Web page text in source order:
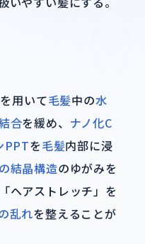
用いて毛髪中の水
合を緩め、 ナノ化C
PPTを毛髪内部に浸
結晶構造のゆがみを
ヘアストレッチ」を
乱れを整えることが